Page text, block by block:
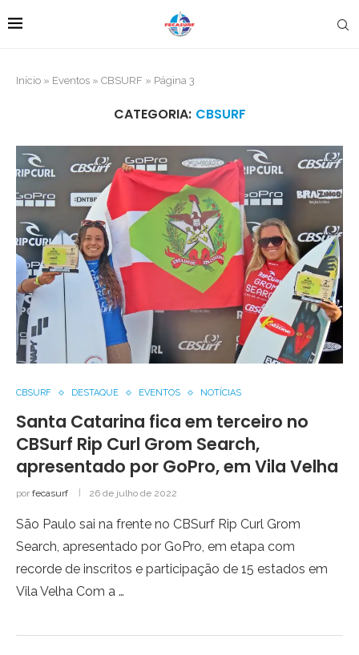
Início » Eventos » CBSURF » Página 3
CATEGORIA: CBSURF
CBSURF DESTAQUE EVENTOS NOTÍCIAS
Santa Catarina fica em terceiro no
CBSurf Rip Curl Grom Search,
apresentado por GoPro, em Vila Velha
por fecasurf 26 de julho de 2022
São Paulo sai na frente no CBSurf Rip Curl Grom
Search, apresentado por GoPro, em etapa com
recorde de inscritos e participação de 15 estados em
Vila Velha Com a …